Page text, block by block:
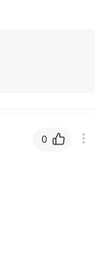
우린,이눌린,비
0